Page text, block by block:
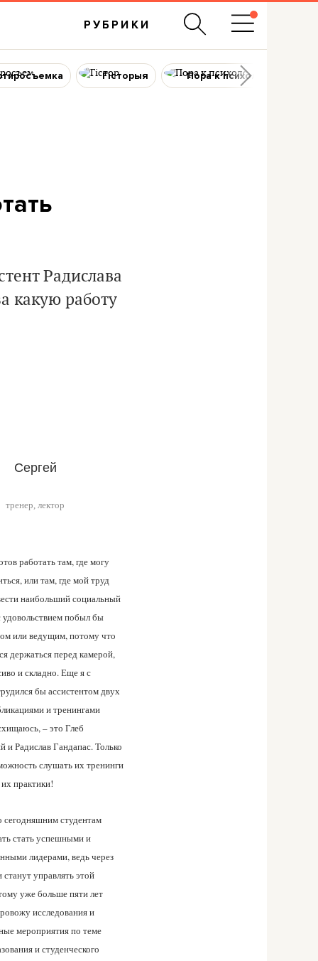
РУБРИКИ
Гісторыя Пора к психологу
Радислава
какую работу
Сергей
тренер, лектор
работать там, где могу
или там, где мой труд
наибольший социальный
удовольствием побыл бы
или ведущим, потому что
держаться перед камерой,
и складно. Еще я с
бы ассистентом двух
и тренингами
– это Глеб
и Радислав Гандапас. Только
слушать их тренинги
практики!
сегодняшним студентам
стать успешными и
лидерами, ведь через
управлять этой
уже больше пяти лет
исследования и
мероприятия по теме
и студенческого